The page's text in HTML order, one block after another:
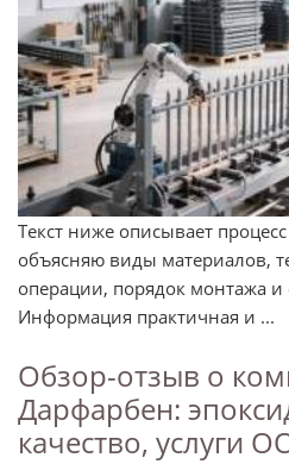
Текст ниже описывает
объясняю виды материалов,
операции, порядок монтажа
Информация практичная и ...
Обзор-отзыв о
Дарфарбен:
качество, услуги